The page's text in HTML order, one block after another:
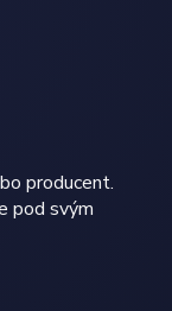
producent.
pod svým